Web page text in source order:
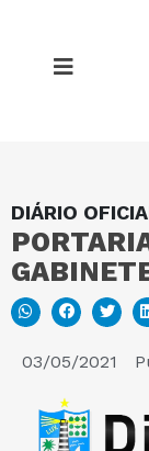
DIÁRIO
03/05/2021
MAPA DO
PORTAL DA
E-SIC